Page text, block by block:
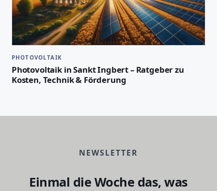
PHOTOVOLTAIK
Photovoltaik in Sankt Ingbert – Ratgeber zu
Kosten, Technik & Förderung
NEWSLETTER
Einmal die Woche das, was